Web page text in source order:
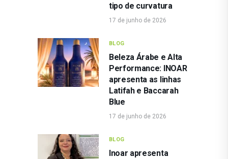
tipo de curvatura
17 de junho de 2026
BLOG
Beleza Árabe e Alta
Performance: INOAR
apresenta as linhas
Latifah e Baccarah
Blue
17 de junho de 2026
BLOG
Inoar apresenta